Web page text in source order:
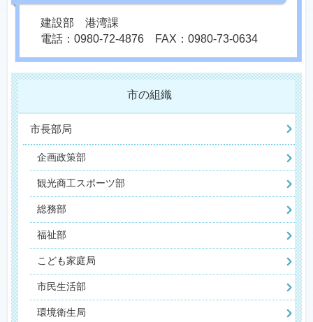
建設部 港湾課
電話：0980-72-4876 FAX：0980-73-0634
市の組織
市長部局
企画政策部
観光商工スポーツ部
総務部
福祉部
こども家庭局
市民生活部
環境衛生局